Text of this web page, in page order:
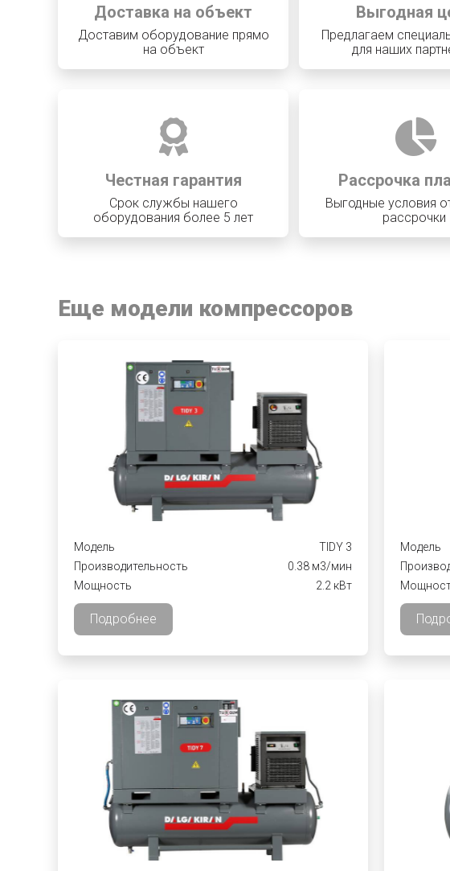
Доставка на объект
Доставим оборудование прямо
на объект
Выгодная
Предлагаем
для наших
Честная гарантия
Срок службы нашего
оборудования более 5 лет
Рассрочка
Выгодные условия
рассрочки
Еще модели компрессоров
Модель
TIDY 3
Производительность
0.38 м3/мин
Мощность
2.2 кВт
Подробнее
Модель